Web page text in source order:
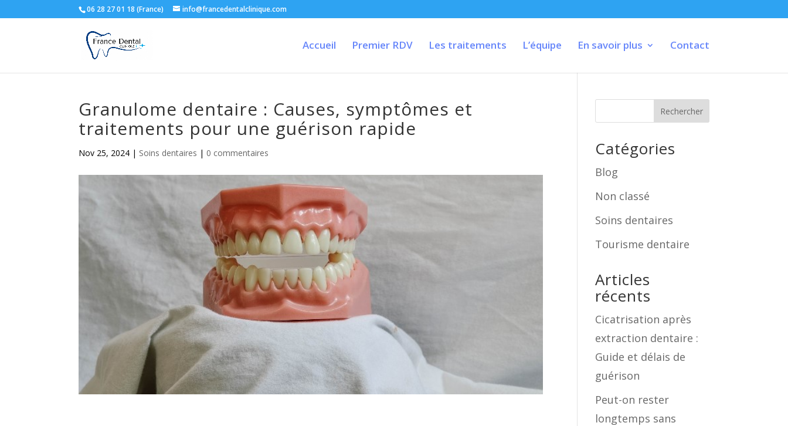
06 28 27 01 18 (France) info@francedentalclinique.com
Accueil Premier RDV Les traitements L’équipe En savoir plus Contact
Granulome dentaire : Causes, symptômes et
traitements pour une guérison rapide
Nov 25, 2024 | Soins dentaires | 0 commentaires
Rechercher
Catégories
Blog
Non classé
Soins dentaires
Tourisme dentaire
Articles
récents
Cicatrisation après
extraction dentaire :
Guide et délais de
guérison
Peut-on rester
longtemps sans